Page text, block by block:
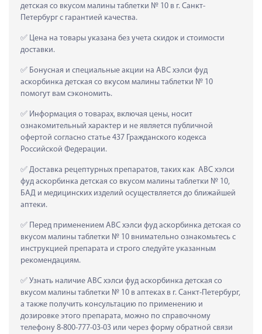
детская со вкусом малины таблетки № 10 в г. Санкт-
Петербург с гарантией качества.
Цена на товары указана без учета скидок и стоимости
доставки.
Бонусная и специальные акции на АВС хэлси фуд
аскорбинка детская со вкусом малины таблетки № 10
помогут вам сэкономить.
Информация о товарах, включая цены, носит
ознакомительный характер и не является публичной
офертой согласно статье 437 Гражданского кодекса
Российской Федерации.
Доставка рецептурных препаратов, таких как  АВС хэлси
фуд аскорбинка детская со вкусом малины таблетки № 10,
БАД и медицинских изделий осуществляется до ближайшей
аптеки.
Перед применением АВС хэлси фуд аскорбинка детская со
вкусом малины таблетки № 10 внимательно ознакомьтесь с
инструкцией препарата и строго следуйте указанным
рекомендациям.
Узнать наличие АВС хэлси фуд аскорбинка детская со
вкусом малины таблетки № 10 в аптеках в г. Санкт-Петербург,
а также получить консультацию по применению и
дозировке этого препарата, можно по справочному
телефону 8-800-777-03-03 или через форму обратной связи